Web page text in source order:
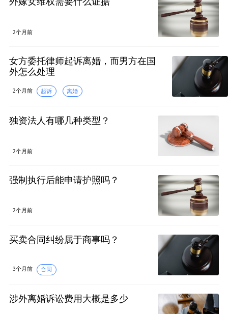
2个月前
女方委托律师起诉离婚，而男方在国
外怎么处理
2个月前 起诉 离婚
独资法人有哪几种类型？
2个月前
强制执行后能申请护照吗？
2个月前
买卖合同纠纷属于商事吗？
3个月前 合同
涉外离婚诉讼费用大概是多少